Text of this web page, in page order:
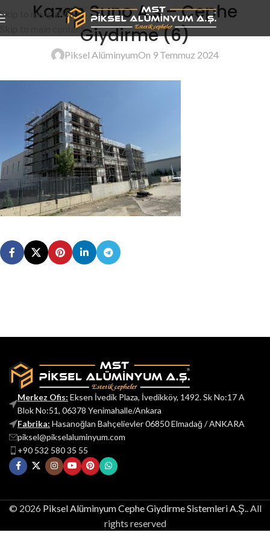
Skip to navigation
Skip to main content
Kazan Suno A.ş – Cephe
Giydirme (6)
Piksel AlüminyumOn 9 Temmuz 2024
Merkez Ofis: Eksen İvedik Plaza, İvedikköy, 1492. Sk No:17 A
Blok No:51, 06378 Yenimahalle/Ankara
Fabrika: Hasanoğlan Bahçelievler 06850 Elmadağ / ANKARA
piksel@pikselaluminyum.com
+90 532 580 35 55
© 2026 Piksel Alüminyum Cephe Giydirme Sistemleri A.Ş. . All
rights reserved